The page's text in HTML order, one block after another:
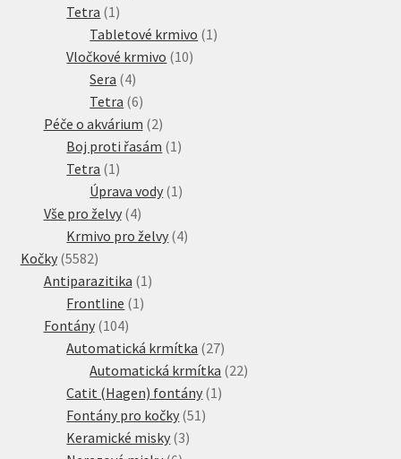
Tetra 1 1
produkt
Tabletové krmivo 1 1
Vločkové krmivo 1010
Sera 44
produkty
Tetra 66
produktů
Péče o akvárium 22
produkty
Boj proti řasám 1 1
Tetra 1 1
produkt
Úprava vody 1 1
Vše pro želvy 44
produkty
Krmivo pro želvy 44
Kočky 55825582
produktů
Antiparazitika 1 1
Frontline 1 1
Fontány 104104
produktů
Automatická krmítka 2727
produktů
Automatická krmítka 2222
Catit (Hagen) fontány 1 1
Fontány pro kočky 51 51
Keramické misky 33